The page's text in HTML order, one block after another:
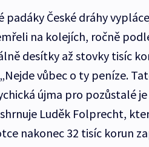
padáky České dráhy
na kolejích, ročně
desítky až stovky tisíc
vůbec o ty peníze.
újma pro pozůstalé
Luděk Folprecht,
nakonec 32 tisíc korun